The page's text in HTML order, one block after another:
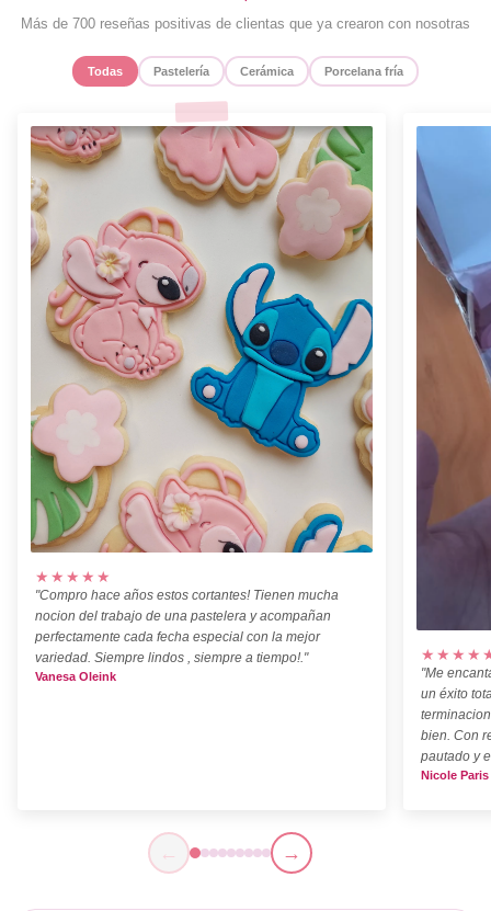
Más de 700 reseñas positivas de clientas que ya crearon con nosotras
Todas Pastelería Cerámica Porcelana fría
★★★★★
"Compro hace años estos cortantes! Tienen mucha
nocion del trabajo de una pastelera y acompañan
perfectamente cada fecha especial con la mejor
variedad. Siempre lindos , siempre a tiempo!."
Vanesa Oleink
"Me
un éxito
bien. Con
pautado y
Nicole Paris
← →